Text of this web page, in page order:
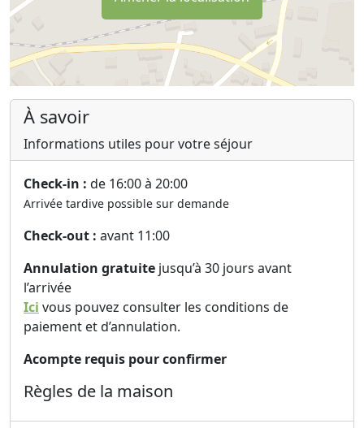
Peli Kastri est situé dans l'une des régions les plus
enchanteresses et encore préservées de Grèce. Ici,
vous pourrez explorer des plages secrètes, des sentiers
côtiers pittoresques, des villages de montagne
charmants et des criques aux eaux cristallines, ou tout
simplement vous imprégner du rythme paisible de la
vie insulaire grecque.
maison d'hôtes est également une destination idéale
pour les retraites de yoga, les séjours bien-être, les
groupe.
Le bruit des vagues, le parfum des herbes sauvages, le
bruissement des oliviers et le chant des cigales créent
une atmosphère qui invite à la détente, à se
déconnecter du stress quotidien et à se reconnecter à
soi-même.
Pas de vie nocturne. Pas de rues commerçantes. Pas de
À savoir
Informations utiles pour votre séjour
Check-in : de 16:00 à 20:00
Arrivée tardive possible sur demande
Check-out : avant 11:00
Annulation gratuite jusqu’à 30 jours avant
l’arrivée
Ici vous pouvez consulter les conditions de
paiement et d’annulation.
Acompte requis pour confirmer
Règles de la maison